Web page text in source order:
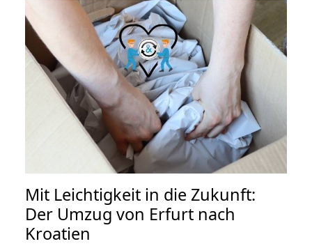
Mit Leichtigkeit in die Zukunft:
Der Umzug von Erfurt nach
Kroatien